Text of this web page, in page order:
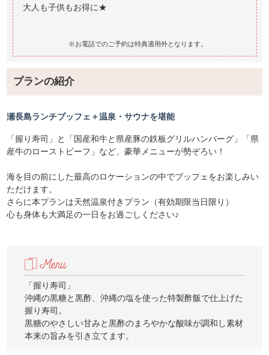
大人も子供もお得に★
※お電話でのご予約は特典適用外となります。
プランの紹介
瀬長島ランチブッフェ＋温泉・サウナを堪能
「握り寿司」と「国産和牛と県産豚の鉄板グリルハンバーグ」「県
産牛のローストビーフ」など、豪華メニューが勢ぞろい！
海を目の前にした最高のロケーションの中でブッフェをお楽しみい
ただけます。
さらに本プランは天然温泉付きプラン（有効期限当日限り）
心も身体も大満足の一日をお過ごしください♪
「握り寿司」
沖縄の黒糖と黒酢、沖縄の塩を使った特製酢飯で仕上げた
握り寿司。
黒糖のやさしい甘みと黒酢のまろやかな酸味が調和し素材
本来の旨みを引き立てます。